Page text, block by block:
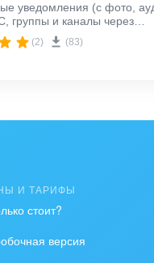
Дела.
вами
уведомления (с фото,
группы и каналы через
API Телеграма
(2) (83)
И ТАРИФЫ
стоит?
версия